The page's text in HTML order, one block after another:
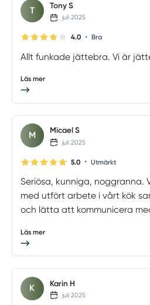
T Tony S
juli 2025
4.0 • Bra
Allt funkade jättebra. Vi är
Läs mer
M Micael S
juli 2025
5.0 • Utmärkt
Seriösa, kunniga, noggranna.
med utfört arbete i vårt kök
och lätta att kommunicera
Läs mer
K Karin H
juli 2025